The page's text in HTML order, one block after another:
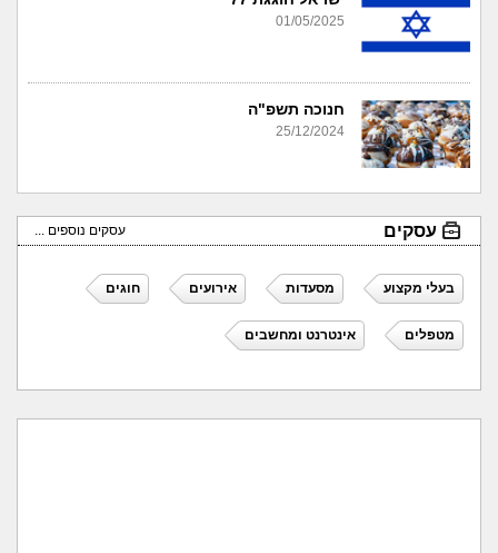
01/05/2025
חנוכה תשפ"ה
25/12/2024
עסקים עסקים נוספים ...
בעלי מקצוע מסעדות אירועים חוגים
מטפלים אינטרנט ומחשבים